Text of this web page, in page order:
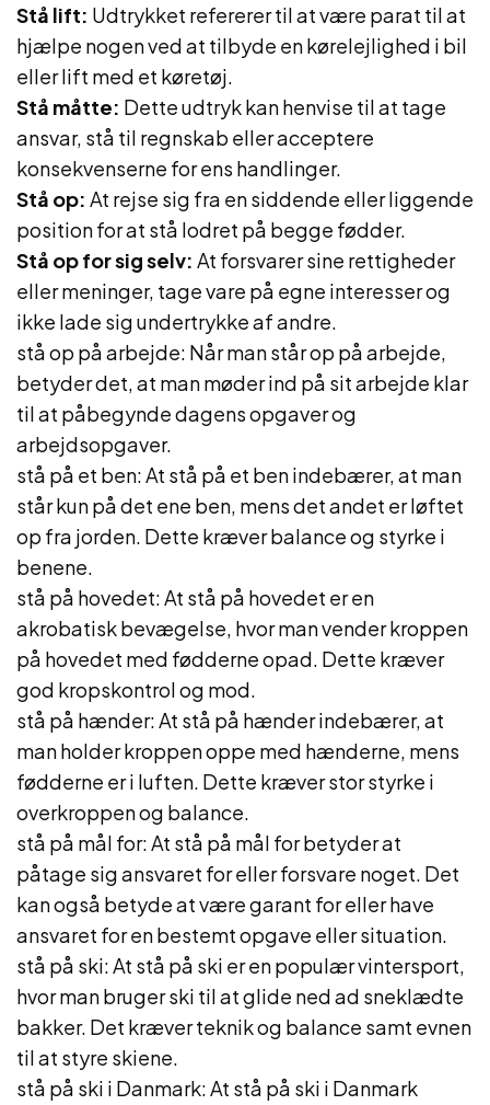
Stå lift: Udtrykket refererer til at være parat til at
hjælpe nogen ved at tilbyde en kørelejlighed i bil
eller lift med et køretøj.
Stå måtte: Dette udtryk kan henvise til at tage
ansvar, stå til regnskab eller acceptere
konsekvenserne for ens handlinger.
Stå op: At rejse sig fra en siddende eller liggende
position for at stå lodret på begge fødder.
Stå op for sig selv: At forsvarer sine rettigheder
eller meninger, tage vare på egne interesser og
ikke lade sig undertrykke af andre.
stå op på arbejde: Når man står op på arbejde,
betyder det, at man møder ind på sit arbejde klar
til at påbegynde dagens opgaver og
arbejdsopgaver.
stå på et ben: At stå på et ben indebærer, at man
står kun på det ene ben, mens det andet er løftet
op fra jorden. Dette kræver balance og styrke i
benene.
stå på hovedet: At stå på hovedet er en
akrobatisk bevægelse, hvor man vender kroppen
på hovedet med fødderne opad. Dette kræver
god kropskontrol og mod.
stå på hænder: At stå på hænder indebærer, at
man holder kroppen oppe med hænderne, mens
fødderne er i luften. Dette kræver stor styrke i
overkroppen og balance.
stå på mål for: At stå på mål for betyder at
påtage sig ansvaret for eller forsvare noget. Det
kan også betyde at være garant for eller have
ansvaret for en bestemt opgave eller situation.
stå på ski: At stå på ski er en populær vintersport,
hvor man bruger ski til at glide ned ad sneklædte
bakker. Det kræver teknik og balance samt evnen
til at styre skiene.
stå på ski i Danmark: At stå på ski i Danmark